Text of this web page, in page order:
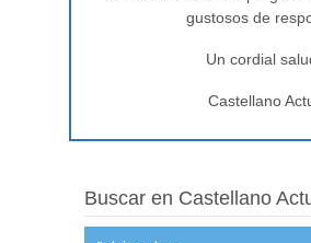
gustosos de
Un cordial
Castellano
Buscar en Castellano